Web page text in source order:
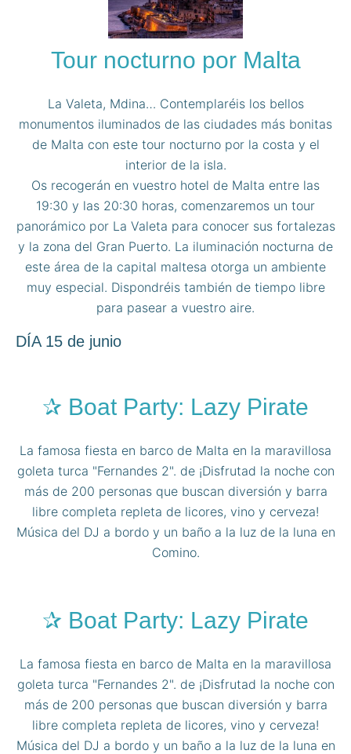
Tour nocturno por Malta
La Valeta, Mdina… Contemplaréis los bellos
monumentos iluminados de las ciudades más bonitas
de Malta con este tour nocturno por la costa y el
interior de la isla.
Os recogerán en vuestro hotel de Malta entre las
19:30 y las 20:30 horas, comenzaremos un tour
panorámico por La Valeta para conocer sus fortalezas
y la zona del Gran Puerto. La iluminación nocturna de
este área de la capital maltesa otorga un ambiente
muy especial. Dispondréis también de tiempo libre
para pasear a vuestro aire.
DÍA 15 de junio
✰ Boat Party: Lazy Pirate
La famosa fiesta en barco de Malta en la maravillosa
goleta turca "Fernandes 2". de ¡Disfrutad la noche con
más de 200 personas que buscan diversión y barra
libre completa repleta de licores, vino y cerveza!
Música del DJ a bordo y un baño a la luz de la luna en
Comino.
✰ Boat Party: Lazy Pirate
La famosa fiesta en barco de Malta en la maravillosa
goleta turca "Fernandes 2". de ¡Disfrutad la noche con
más de 200 personas que buscan diversión y barra
libre completa repleta de licores, vino y cerveza!
Música del DJ a bordo y un baño a la luz de la luna en